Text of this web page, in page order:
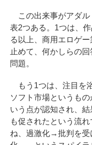
この出来事がアダル
表2つある。1つは、
る以上、商用エロゲ
止めて、何かしらの
問題。
もう1つは、注目を
ソフト市場というも
いう点が認知され、
も促されたという流
ね、過激化→批判を